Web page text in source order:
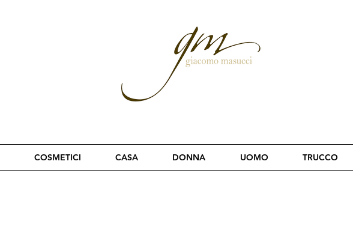
COSMETICI CASA DONNA UOMO TRUCCO